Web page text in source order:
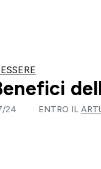
24 ENTRO IL